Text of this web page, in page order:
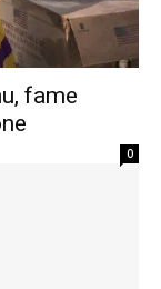
fame
0